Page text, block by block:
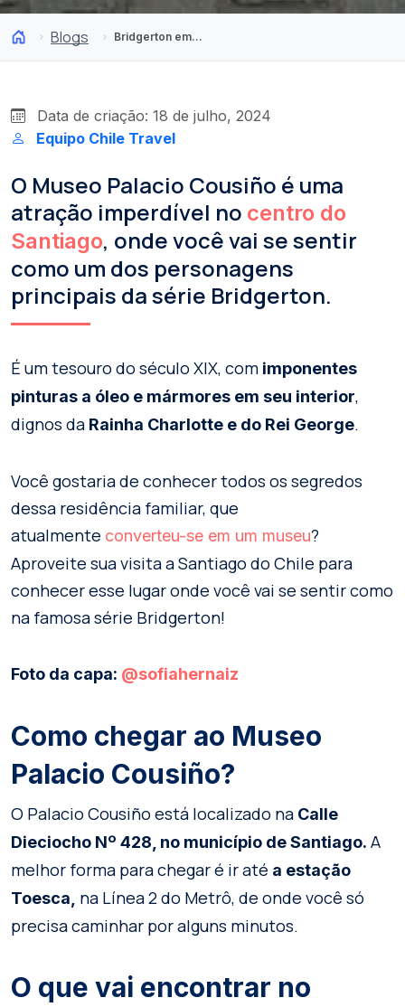
Blogs Bridgerton em Santiago? Visite o Museo Palacio Cousiño
Data de criação: 18 de julho, 2024
Equipo Chile Travel
O Museo Palacio Cousiño é uma
atração imperdível no centro do
Santiago, onde você vai se sentir
como um dos personagens
principais da série Bridgerton.
É um tesouro do século XIX, com imponentes
pinturas a óleo e mármores em seu interior,
dignos da Rainha Charlotte e do Rei George.
Você gostaria de conhecer todos os segredos
dessa residência familiar, que
atualmente converteu-se em um museu?
Aproveite sua visita a Santiago do Chile para
conhecer esse lugar onde você vai se sentir como
na famosa série Bridgerton!
Foto da capa: @sofiahernaiz
Como chegar ao Museo
Palacio Cousiño?
O Palacio Cousiño está localizado na Calle
Dieciocho Nº 428, no município de Santiago. A
melhor forma para chegar é ir até a estação
Toesca, na Línea 2 do Metrô, de onde você só
precisa caminhar por alguns minutos.
O que vai encontrar no